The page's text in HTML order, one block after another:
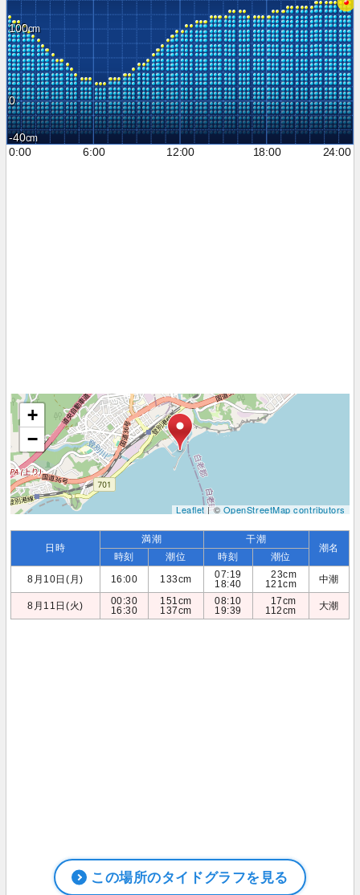
100
0
-40
0:00
6:00 12:00 18:00 24:00
+
−
Leaflet| ©OpenStreetMap contributors
日時
満潮 干潮
潮名
時刻 潮位 時刻
潮位
8月10日(月)
16:00 133cm
07:19
18:40
23cm
121cm
中潮
8月11日(火)
00:30
16:30
151cm
137cm
08:10
19:39
17cm
112cm
大潮
この場所のタイドグラフを見る